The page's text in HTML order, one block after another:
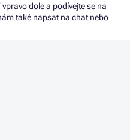
dole a podívejte se na
také napsat na chat nebo